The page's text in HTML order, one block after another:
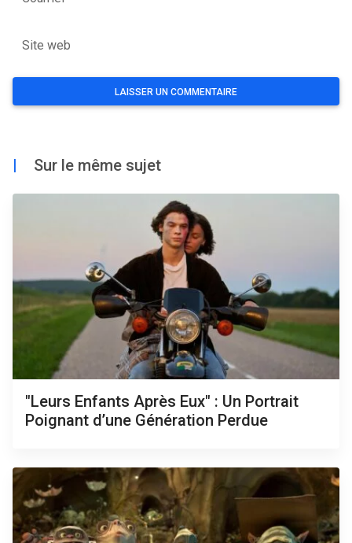
Site web
Sur le même sujet
"Leurs Enfants Après Eux" : Un Portrait
Poignant d’une Génération Perdue